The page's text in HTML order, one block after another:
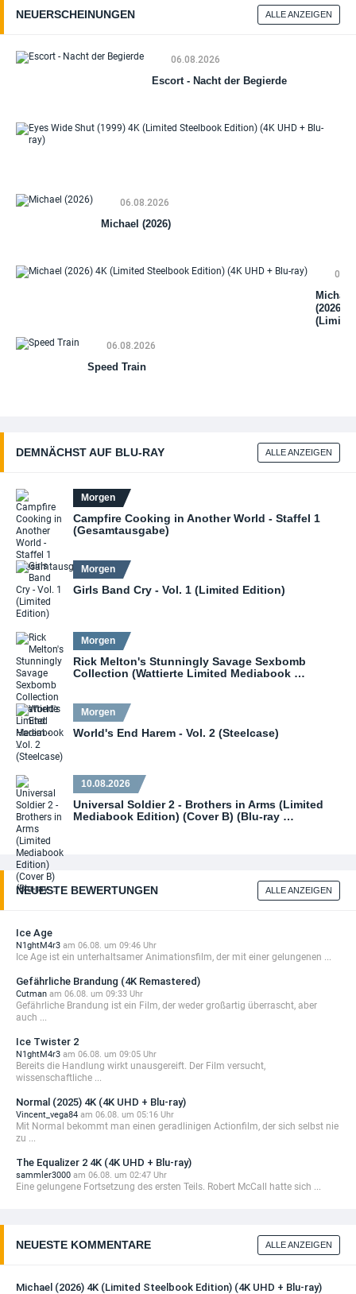
NEUERSCHEINUNGEN ALLE ANZEIGEN
06.08.2026
Escort - Nacht der Begierde
06.08.2026
Michael (2026)
Michael
(2026)
(Limited
06.08.2026
Speed Train
DEMNÄCHST AUF BLU‑RAY ALLE ANZEIGEN
Morgen
Campfire Cooking in Another World - Staffel 1
(Gesamtausgabe)
Morgen
Girls Band Cry - Vol. 1 (Limited Edition)
Morgen
Rick Melton's Stunningly Savage Sexbomb
Collection (Wattierte Limited Mediabook …
Morgen
World's End Harem - Vol. 2 (Steelcase)
10.08.2026
Universal Soldier 2 - Brothers in Arms (Limited
Mediabook Edition) (Cover B) (Blu-ray …
NEUESTE BEWERTUNGEN ALLE ANZEIGEN
Ice Age
N1ghtM4r3 am 06.08. um 09:46 Uhr
Ice Age ist ein unterhaltsamer Animationsfilm, der mit einer gelungenen ...
Gefährliche Brandung (4K Remastered)
Cutman am 06.08. um 09:33 Uhr
Gefährliche Brandung ist ein Film, der weder großartig überrascht, aber
auch ...
Ice Twister 2
N1ghtM4r3 am 06.08. um 09:05 Uhr
Bereits die Handlung wirkt unausgereift. Der Film versucht,
wissenschaftliche ...
Normal (2025) 4K (4K UHD + Blu-ray)
Vincent_vega84 am 06.08. um 05:16 Uhr
Mit Normal bekommt man einen geradlinigen Actionfilm, der sich selbst nie
zu ...
The Equalizer 2 4K (4K UHD + Blu-ray)
sammler3000 am 06.08. um 02:47 Uhr
Eine gelungene Fortsetzung des ersten Teils. Robert McCall hatte sich ...
NEUESTE KOMMENTARE ALLE ANZEIGEN
Michael (2026) 4K (Limited Steelbook Edition) (4K UHD + Blu-ray)